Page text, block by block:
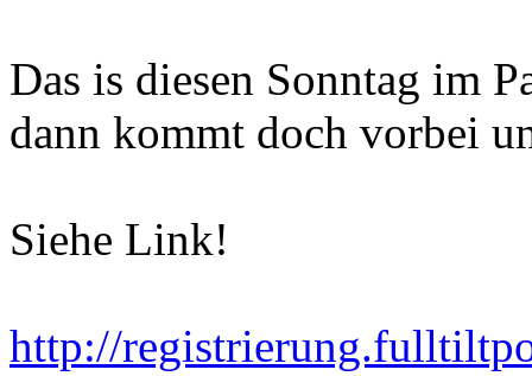
Das is diesen Sonntag im
dann kommt doch vorbei
Siehe Link!
http://